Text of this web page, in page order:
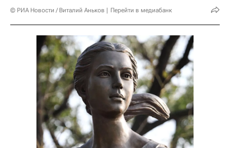
© РИА Новости / Виталий Аньков Перейти в медиабанк